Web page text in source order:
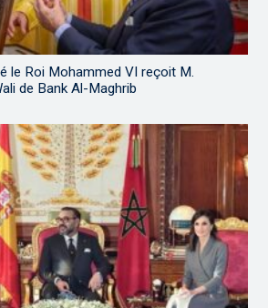
le Roi Mohammed VI reçoit M.
de Bank Al-Maghrib